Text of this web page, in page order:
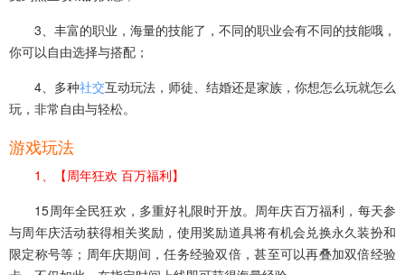
3、丰富的职业，海量的技能了，不同的职业会有不同的技能哦，
你可以自由选择与搭配；
4、多种社交互动玩法，师徒、结婚还是家族，你想怎么玩就怎么
玩，非常自由与轻松。
游戏玩法
1、【周年狂欢 百万福利】
15周年全民狂欢，多重好礼限时开放。周年庆百万福利，每天参
与周年庆活动获得相关奖励，使用奖励道具将有机会兑换永久装扮和
限定称号等；周年庆期间，任务经验双倍，甚至可以再叠加双倍经验